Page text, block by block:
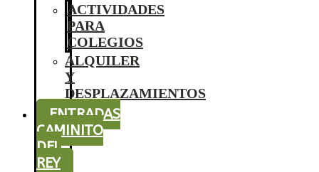
ACTIVIDADES
PARA
COLEGIOS
ALQUILER
Y
DESPLAZAMIENTOS
ENTRADAS
CAMINITO
DEL
REY